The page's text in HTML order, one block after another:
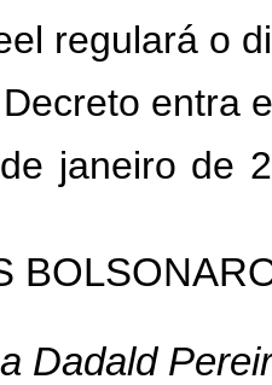
regulará o
entra
janeiro de
Dadald